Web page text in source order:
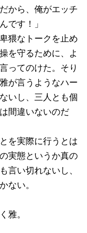
から、俺がエッチ
です！」
猥なトークを止め
を守るために、よ
ってのけた。そり
が言うようなハー
いし、三人とも個
間違いないのだ
を実際に行うとは
実態というか真の
言い切れないし、
ない。
雅。